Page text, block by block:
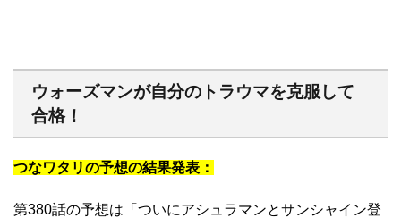
ウォーズマンが自分のトラウマを克服して
合格！
つなワタリの予想の結果発表：
第380話の予想は「ついにアシュラマンとサンシャイン登